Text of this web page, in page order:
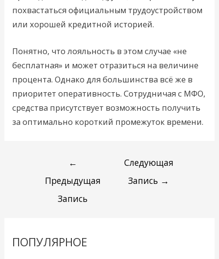
похвастаться официальным трудоустройством
или хорошей кредитной историей.
Понятно, что лояльность в этом случае «не
бесплатная» и может отразиться на величине
процента. Однако для большинства всё же в
приоритет оперативность. Сотрудничая с МФО,
средства присутствует возможность получить
за оптимально короткий промежуток времени.
←
Предыдущая
Запись
Следующая
Запись →
ПОПУЛЯРНОЕ